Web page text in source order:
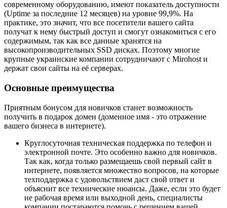
современному оборудованию, имеют показатель доступности
(Uptime за последние 12 месяцев) на уровне 99,9%. На
практике, это значит, что все посетители вашего сайта
получат к нему быстрый доступ и смогут ознакомиться с его
содержимым, так как все данные хранятся на
высокопроизводительных SSD дисках. Поэтому многие
крупные украинские компании сотрудничают с Mirohost и
держат свои сайты на её серверах.
Основные преимущества
Приятным бонусом для новичков станет возможность
получить в подарок домен (доменное имя - это отражение
вашего бизнеса в интернете).
Круглосуточная техническая поддержка по телефон и
электронной почте. Это особенно важно для новичков.
Так как, когда только размещаешь свой первый сайт в
интернете, появляется множество вопросов, на которые
техподдержка с удовольствием даст свой ответ и
объяснит все технические нюансы. Даже, если это будет
не рабочая время или выходной день, специалисты